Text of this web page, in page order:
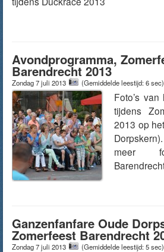
Avondprogramma,
Barendrecht 2013
Zondag 7 juli 2013 (Gemiddelde leestijd: 6 sec)
Foto’s
tijdens
2013 op
meer
Ganzenfanfare Oude
Zomerfeest Barendrecht
Zondag 7 juli 2013 (Gemiddelde leestijd: 5 sec)